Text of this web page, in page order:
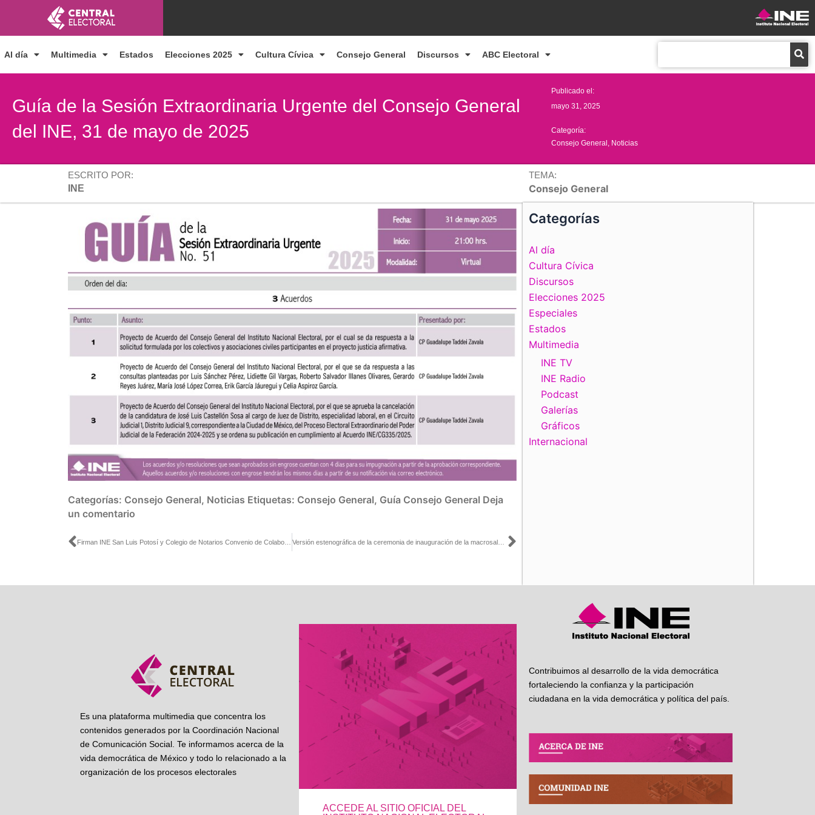
contenido
Al día Multimedia Estados Elecciones 2025 Cultura Cívica Consejo General Discursos ABC Electoral
Guía de la Sesión Extraordinaria Urgente del Consejo General
del INE, 31 de mayo de 2025
Publicado el:
mayo 31, 2025
Categoría:
Consejo General Noticias
ESCRITO POR:
INE
TEMA:
Consejo General
Categorías: Consejo General, Noticias Etiquetas: Consejo General, Guía Consejo General Deja
un comentario
Ant Siguiente
Categorías
Al día
Cultura Cívica
Discursos
Elecciones 2025
Especiales
Estados
Multimedia
INE TV
INE Radio
Podcast
Galerías
Gráficos
Internacional
Es una plataforma multimedia que concentra los
contenidos generados por la Coordinación Nacional
de Comunicación Social. Te informamos acerca de la
vida democrática de México y todo lo relacionado a la
organización de los procesos electorales
ACCEDE AL SITIO OFICIAL DEL
Contribuimos al desarrollo de la vida democrática
fortaleciendo la confianza y la participación
ciudadana en la vida democrática y política del país.